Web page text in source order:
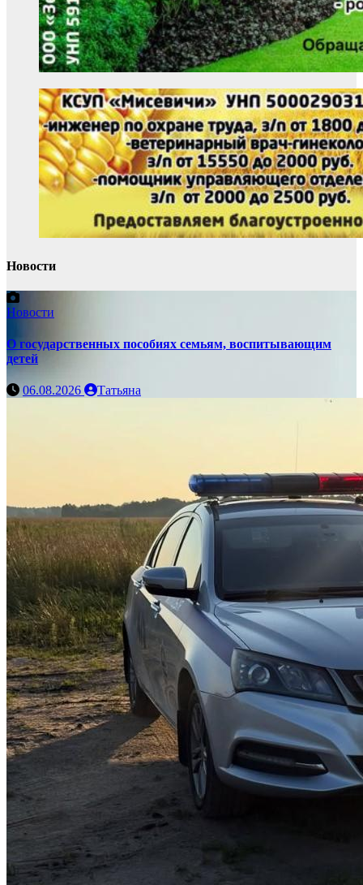
Новости
Новости
О государственных пособиях семьям, воспитывающим
детей
06.08.2026 Татьяна